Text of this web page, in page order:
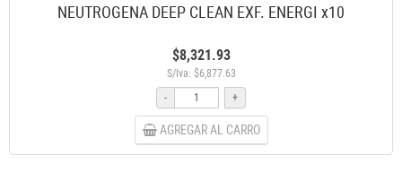
NEUTROGENA DEEP CLEAN EXF. ENERGI x10
$8,321.93
S/Iva: $6,877.63
-
+
AGREGAR AL CARRO